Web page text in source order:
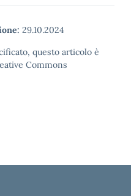
29.10.2024
questo articolo è
Commons